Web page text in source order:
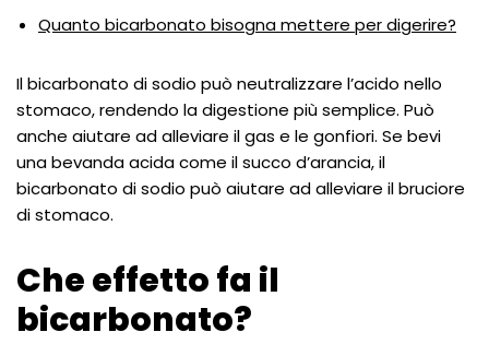
Quanto bicarbonato bisogna mettere per digerire?
Il bicarbonato di sodio può neutralizzare l’acido nello
stomaco, rendendo la digestione più semplice. Può
anche aiutare ad alleviare il gas e le gonfiori. Se bevi
una bevanda acida come il succo d’arancia, il
bicarbonato di sodio può aiutare ad alleviare il bruciore
di stomaco.
Che effetto fa il
bicarbonato?